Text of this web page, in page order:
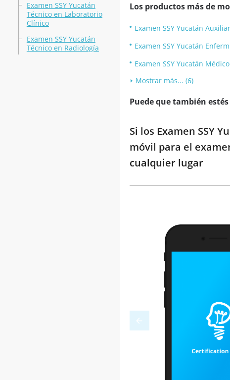
Examen SSY Yucatán
Técnico en Laboratorio
Clínico
Examen SSY Yucatán
Técnico en Radiología
Los productos más de
Examen SSY Yucatán
Examen SSY Yucatán
Examen SSY Yucatán
Mostrar más... (6)
Puede que también
Si los Examen SSY
móvil para el
cualquier lugar